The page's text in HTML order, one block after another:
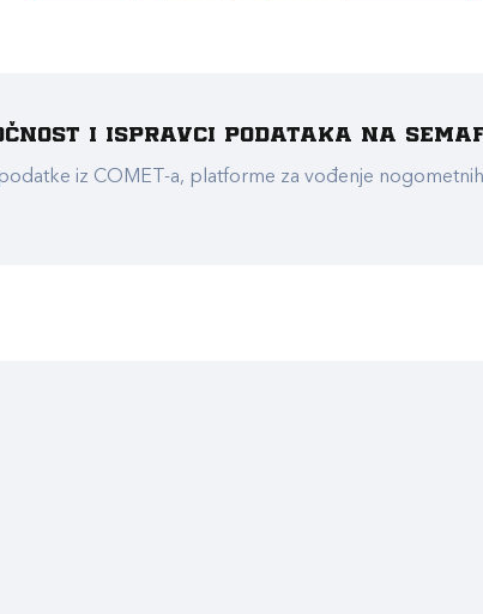
i ispravci podataka na
iz COMET-a, platforme za vođenje